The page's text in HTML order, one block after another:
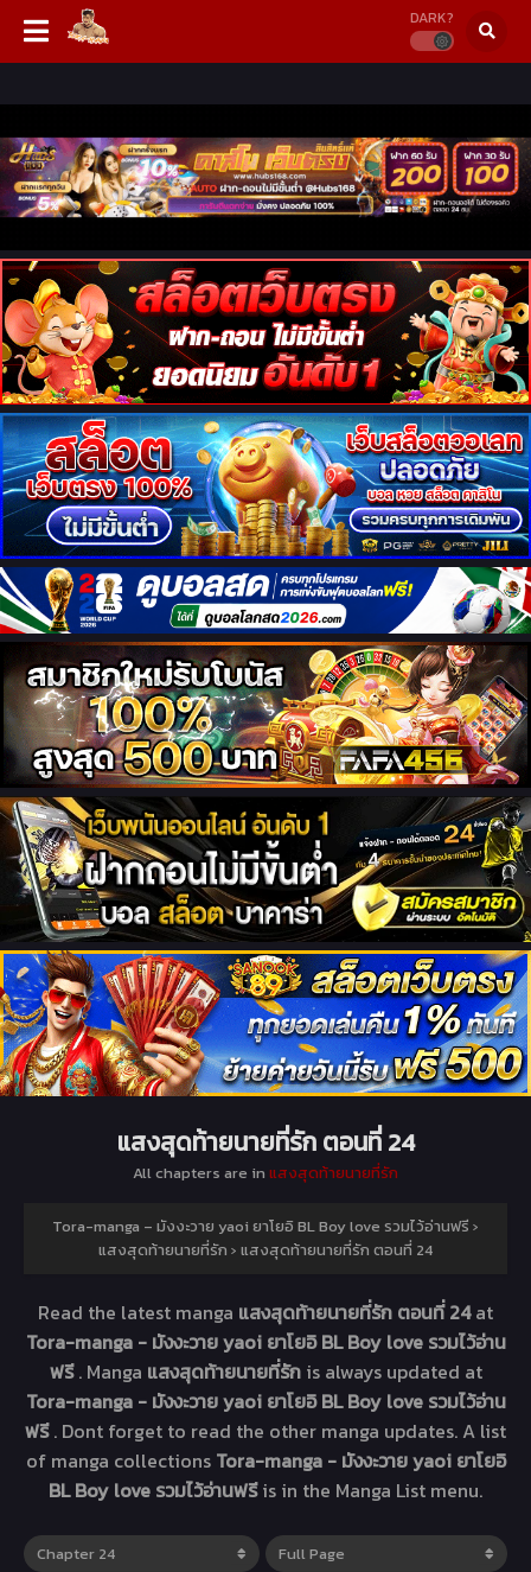
DARK?
แสงสุดท้ายนายที่รัก ตอนที่ 24
All chapters are in แสงสุดท้ายนายที่รัก
Tora-manga – มังงะวาย yaoi ยาโยอิ BL Boy love รวมไว้อ่านฟรี ›
แสงสุดท้ายนายที่รัก › แสงสุดท้ายนายที่รัก ตอนที่ 24
Read the latest manga แสงสุดท้ายนายที่รัก ตอนที่ 24at
Tora-manga - มังงะวาย yaoi ยาโยอิ BL Boy love รวมไว้อ่าน
ฟรี. Manga แสงสุดท้ายนายที่รัก is always updated at
Tora-manga - มังงะวาย yaoi ยาโยอิ BL Boy love รวมไว้อ่าน
ฟรี. Dont forget to read the other manga updates. A list
of manga collections Tora-manga - มังงะวาย yaoi ยาโยอิ
BL Boy love รวมไว้อ่านฟรีis in the Manga List menu.